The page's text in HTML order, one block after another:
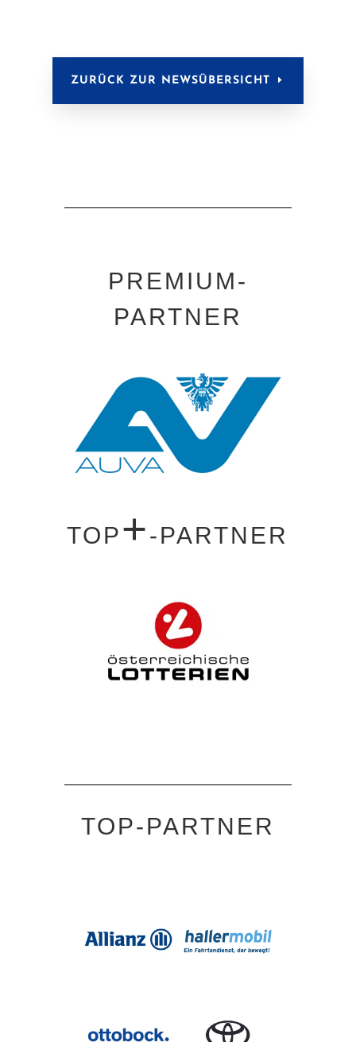
ZURÜCK ZUR NEWSÜBERSICHT
PREMIUM-
PARTNER
TOP+-PARTNER
TOP-PARTNER